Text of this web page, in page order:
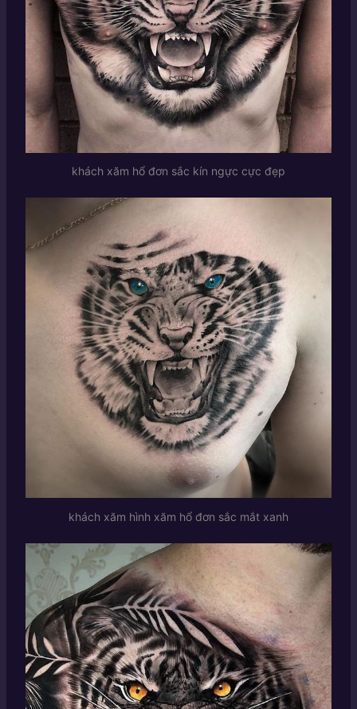
khách xăm hổ đơn sắc kín ngực cực đẹp
khách xăm hình xăm hổ đơn sắc mắt xanh